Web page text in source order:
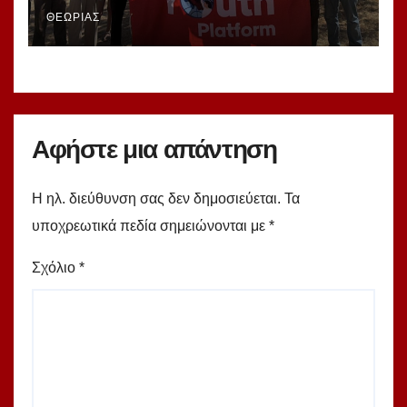
συνέλαβε το καθεστώς της
Τουρκίας!
ΘΕΩΡΊΑΣ
Αφήστε μια απάντηση
Η ηλ. διεύθυνση σας δεν δημοσιεύεται. Τα
υποχρεωτικά πεδία σημειώνονται με *
Σχόλιο *